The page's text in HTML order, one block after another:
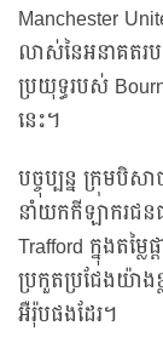
Manchester
លាស់នៃអនាគតរ
ប្រយុទ្ធរបស់
នេះ។
បច្ចុប្បន្ន ក្រុមបិ
នាំយកកីឡាករជន
Trafford ក្នុងតម្ល
ប្រកួតប្រជែងយ៉ាង
អឺរ៉ុបផងដែរ។